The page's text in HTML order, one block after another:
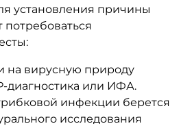
установления причины
потребоваться
на вирусную природу
диагностика или ИФА.
инфекции берется
исследования